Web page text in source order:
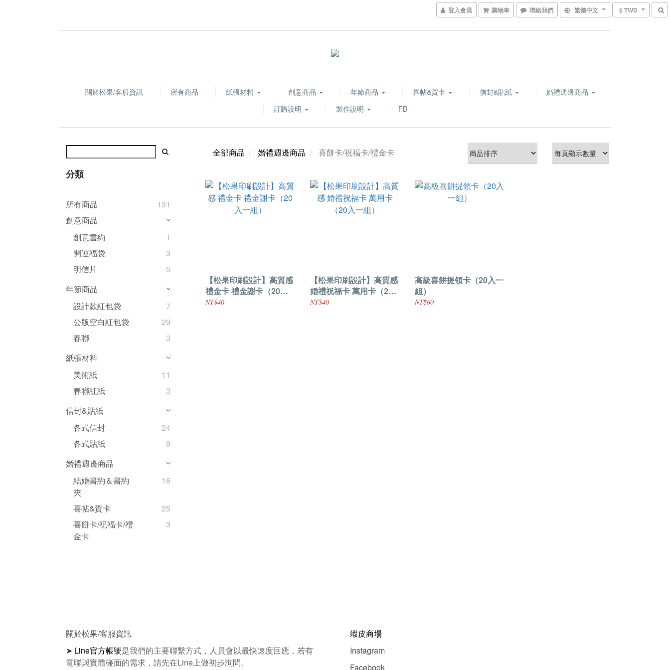
登入會員 購物車 聯絡我們 繁體中文 $ TWD
關於松果/客服資訊 所有商品 紙張材料 創意商品 年節商品 喜帖&賀卡 信封&貼紙
婚禮週邊商品
訂購說明
製作說明 FB
分類
所有商品
131
創意商品
創意書約
1
開運福袋
3
明信片
5
年節商品
設計款紅包袋
7
公版空白紅包袋
29
春聯
3
紙張材料
美術紙
11
春聯紅紙
3
信封&貼紙
各式信封
24
各式貼紙
9
婚禮週邊商品
結婚書約＆書約
夾
16
喜帖&賀卡
25
喜餅卡/祝福卡/禮
金卡
3
全部商品 婚禮週邊商品 喜餅卡/祝福卡/禮金卡
【松果印刷設計】高質感
禮金卡 禮金謝卡（20入
一組）
NT$40
【松果印刷設計】高質感
婚禮祝福卡 萬用卡（20
入一組）
NT$40
高級喜餅提領卡（20入一
組）
NT$60
關於松果/客服資訊
➤ Line官方帳號是我們的主要聯繫方式，人員會以最快速度回應，若有
電聯與實體碰面的需求，請先在Line上做初步詢問。
蝦皮商場
Instagram
Facebook